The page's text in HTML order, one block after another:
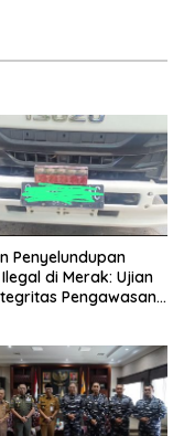
Penyelundupan
di Merak: Ujian
Pengawasan